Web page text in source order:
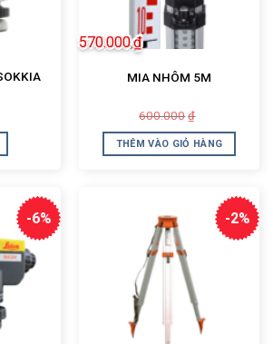
MIA NHÔM 5M
600.000 ₫
là:
600.000₫.
570.000₫
tại
là:
THÊM VÀO GIỎ HÀNG
-6% -2%